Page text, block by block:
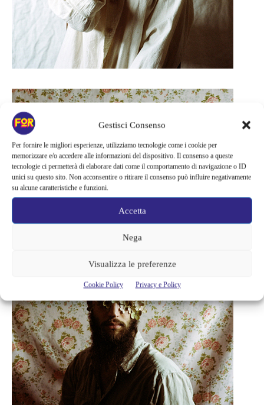
Gestisci Consenso
Per fornire le migliori esperienze, utilizziamo tecnologie come i cookie per
memorizzare e/o accedere alle informazioni del dispositivo. Il consenso a queste
tecnologie ci permetterà di elaborare dati come il comportamento di navigazione o ID
unici su questo sito. Non acconsentire o ritirare il consenso può influire negativamente
su alcune caratteristiche e funzioni.
Accetta
Nega
Visualizza le preferenze
Cookie Policy Privacy e Policy